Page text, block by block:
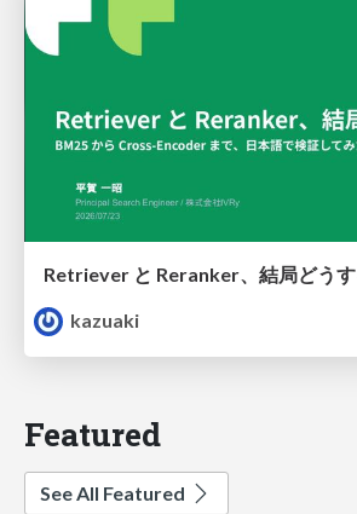
Retriever と Reranker、結局どうす
kazuaki
Featured
See All Featured